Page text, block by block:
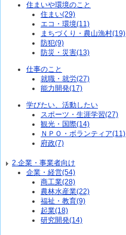
住まいや環境のこと
住まい(29)
エコ・環境(11)
まちづくり・農山漁村(19)
防犯(9)
防災・災害(13)
仕事のこと
就職・就労(27)
能力開発(17)
学びたい、活動したい
スポーツ・生涯学習(27)
観光・国際(14)
ＮＰＯ・ボランティア(11)
府政(7)
2.企業・事業者向け
企業・経営(54)
商工業(28)
農林水産業(22)
福祉・教育(9)
起業(18)
研究開発(14)